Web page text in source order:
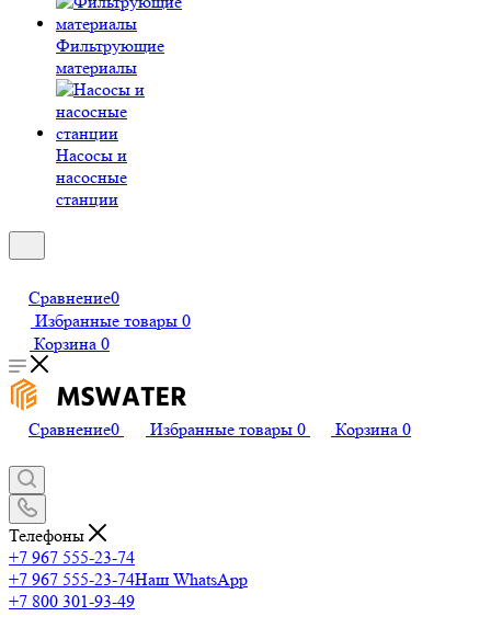
Фильтрующие
материалы
Насосы и
насосные
станции
Сравнение0
Избранные товары 0
Корзина 0
Сравнение0 Избранные товары 0 Корзина 0
Телефоны
+7 967 555-23-74
+7 967 555-23-74Наш WhatsApp
+7 800 301-93-49